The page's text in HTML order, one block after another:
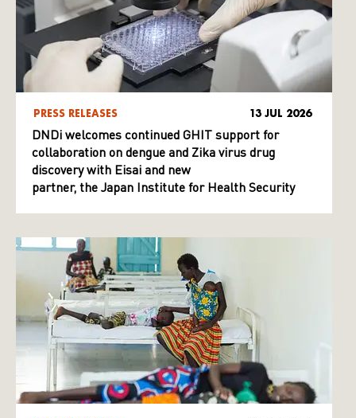
PRESS RELEASES 13 JUL 2026
DNDi welcomes continued GHIT support for
collaboration on dengue and Zika virus drug
discovery with Eisai and new
partner, the Japan Institute for Health Security